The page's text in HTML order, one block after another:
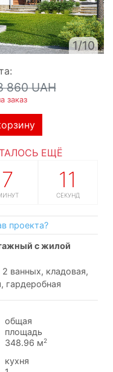
1/10
860 UAH
заказ
ЕЩЁ
7 10
СЕКУНД
проекта?
ванных, кладовая,
гардеробная
общая
площадь
348.96 м2
кухня